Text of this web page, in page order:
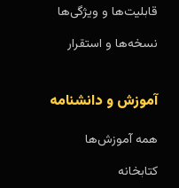
قابلیت‌ها و ویژگی‌ها
نسخه‌ها و استقرار
آموزش و دانشنامه
همه آموزش‌ها
کتابخانه